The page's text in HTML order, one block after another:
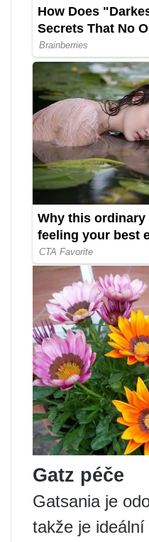
Gatz péče
Gatsania je
takže je